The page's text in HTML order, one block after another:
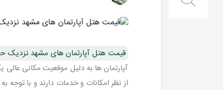
قیمت هتل آپارتمان های مشهد نزدیک
آپارتمان ها به دلیل موقعیت مکانی عالی
از نظر امکانات و خدمات دارند و با
هتل الماس 2 مشهد